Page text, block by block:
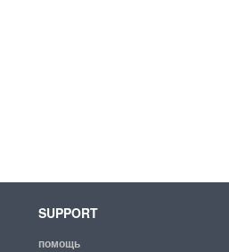
SUPPORT
помощь